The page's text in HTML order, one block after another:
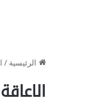
الرئيسية/